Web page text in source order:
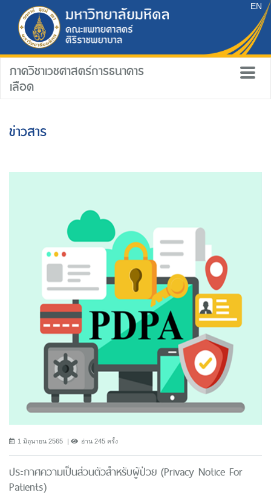
EN
ภาควิชาเวชศาสตร์การธนาคาร
เลือด
ข่าวสาร
1 มิถุนายน 2565 อ่าน 245 ครั้ง
ประกาศความเป็นส่วนตัวสำหรับผู้ป่วย (Privacy Notice For
Patients)